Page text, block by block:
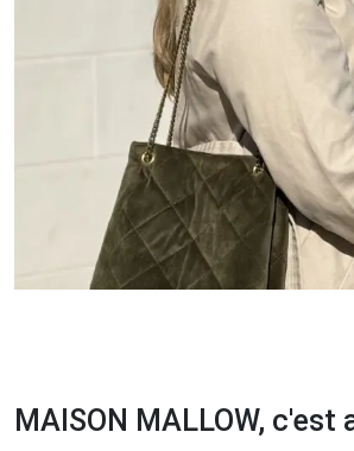
MAISON MALLOW, c'est